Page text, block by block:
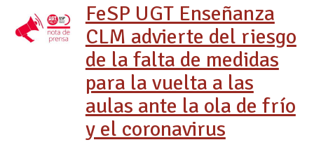
FeSP UGT Enseñanza
CLM advierte del riesgo
de la falta de medidas
para la vuelta a las
aulas ante la ola de frío
y el coronavirus